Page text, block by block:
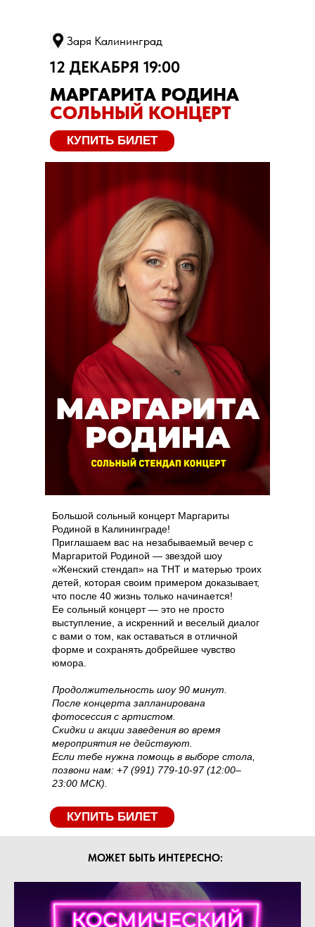
Большой сольный концерт Маргариты
Родиной в Калининграде!
Приглашаем вас на незабываемый вечер с
Маргаритой Родиной — звездой шоу
«Женский стендап» на ТНТ и матерью троих
детей, которая своим примером доказывает,
что после 40 жизнь только начинается!
Ее сольный концерт — это не просто
выступление, а искренний и веселый диалог
с вами о том, как оставаться в отличной
форме и сохранять добрейшее чувство
юмора.
Продолжительность шоу 90 минут.
После концерта запланирована
фотосессия с артистом.
Скидки и акции заведения во время
мероприятия не действуют.
Если тебе нужна помощь в выборе стола,
позвони нам: +7 (991) 779-10-97 (12:00–
23:00 МСК).
КУПИТЬ БИЛЕТ
КУПИТЬ БИЛЕТ
МАРГАРИТА РОДИНА
СОЛЬНЫЙ КОНЦЕРТ
12 ДЕКАБРЯ 19:00
Заря Калининград
МОЖЕТ БЫТЬ ИНТЕРЕСНО: